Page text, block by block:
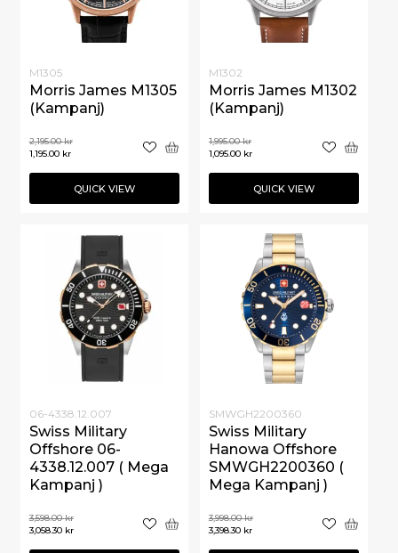
M1305
Morris James M1305
(Kampanj)
2,195.00kr
1,195.00 kr
QUICK VIEW
M1302
Morris James M1302
(Kampanj)
1,995.00kr
1,095.00 kr
QUICK VIEW
06-4338.12.007
Swiss Military
Offshore 06-
4338.12.007 ( Mega
Kampanj )
3,598.00kr
3,058.30 kr
SMWGH2200360
Swiss Military
Hanowa Offshore
SMWGH2200360 (
Mega Kampanj )
3,998.00kr
3,398.30 kr